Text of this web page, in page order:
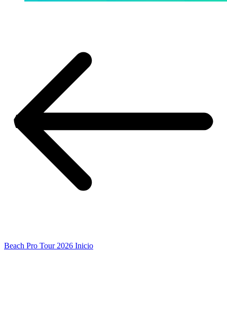
Beach Pro Tour 2026 Inicio